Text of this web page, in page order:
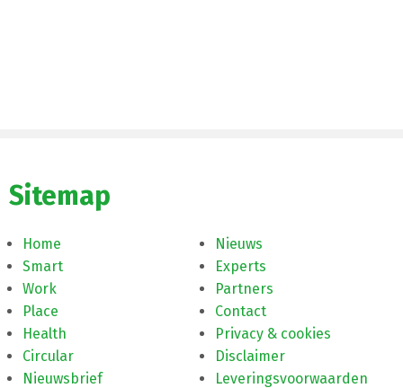
Sitemap
Home
Smart
Work
Place
Health
Circular
Nieuwsbrief
Nieuws
Experts
Partners
Contact
Privacy & cookies
Disclaimer
Leveringsvoorwaarden